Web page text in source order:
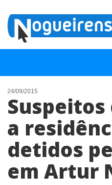
NOTÍCIAS
LISTA DIGITAL
TELEFONES ÚTEIS
CONTATO
24/09/2015
a
detidos
em Artur